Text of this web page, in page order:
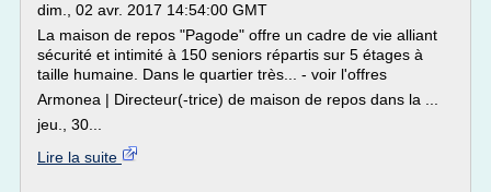
dim., 02 avr. 2017 14:54:00 GMT
La maison de repos "Pagode" offre un cadre de vie alliant
sécurité et intimité à 150 seniors répartis sur 5 étages à
taille humaine. Dans le quartier très... - voir l'offres
Armonea | Directeur(-trice) de maison de repos dans la ...
jeu., 30...
Lire la suite